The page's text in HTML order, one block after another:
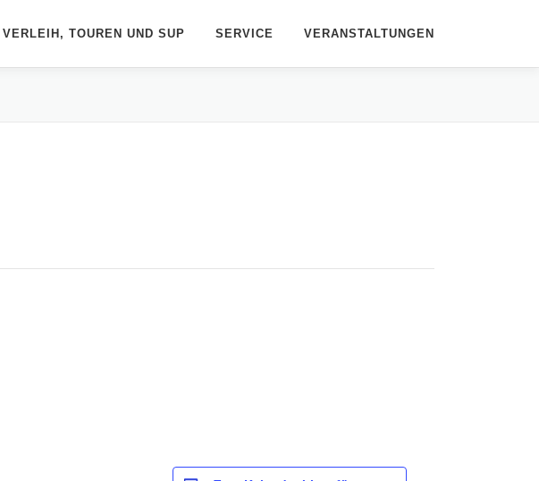
VERLEIH, TOUREN UND SUP SERVICE VERANSTALTUNGEN